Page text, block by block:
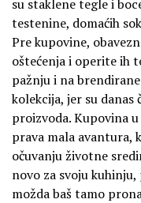
su staklene tegle i
testenine, domaćih
Pre kupovine,
oštećenja i operite ih
pažnju i na
kolekcija, jer su
proizvoda. Kupovina
prava mala avantura,
očuvanju životne
novo za svoju
možda baš tamo